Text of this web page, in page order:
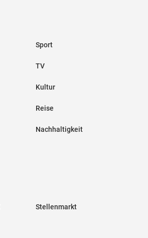
Sport
TV
Kultur
Reise
Nachhaltigkeit
Stellenmarkt